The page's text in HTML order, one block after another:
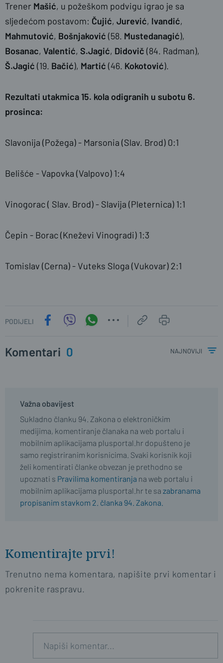
Trener Mašić, u požeškom podvigu igrao je sa
sljedećom postavom: Čujić, Jurević, Ivandić,
Mahmutović, Bošnjaković (58. Mustedanagić),
Bosanac, Valentić, S.Jagić, Didovič (84. Radman),
Š.Jagić (19. Bačić), Martić (46. Kokotović).
Rezultati utakmica 15. kola odigranih u subotu 6.
prosinca:
Slavonija (Požega) - Marsonia (Slav. Brod) 0:1
Belišće - Vapovka (Valpovo) 1:4
Vinogorac ( Slav. Brod) - Slavija (Pleternica) 1:1
Čepin - Borac (Kneževi Vinogradi) 1:3
Tomislav (Cerna) - Vuteks Sloga (Vukovar) 2:1
PODIJELI
Komentari 0 najnoviji
Važna obavijest
Sukladno članku 94. Zakona o elektroničkim
medijima, komentiranje članaka na web portalu i
mobilnim aplikacijama plusportal.hr dopušteno je
samo registriranim korisnicima. Svaki korisnik koji
želi komentirati članke obvezan je prethodno se
upoznati s Pravilima komentiranja na web portalu i
mobilnim aplikacijama plusportal.hr te sa zabranama
propisanim stavkom 2. članka 94. Zakona.
Komentirajte prvi!
Trenutno nema komentara, napišite prvi komentar i
pokrenite raspravu.